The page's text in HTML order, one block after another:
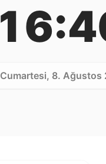
Cumartesi, 8. Ağustos